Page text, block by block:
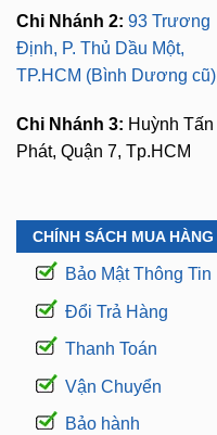
Chi Nhánh 2: 93 Trương
Định, P. Thủ Dầu Một,
TP.HCM (Bình Dương cũ)
Chi Nhánh 3: Huỳnh Tấn
Phát, Quận 7, Tp.HCM
CHÍNH SÁCH MUA HÀNG
Bảo Mật Thông Tin
Đổi Trả Hàng
Thanh Toán
Vận Chuyển
Bảo hành